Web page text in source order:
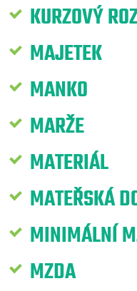
KURZOVÝ
MAJETEK
MANKO
MARŽE
MATERIÁL
MATEŘSKÁ
MINIMÁLNÍ
MZDA